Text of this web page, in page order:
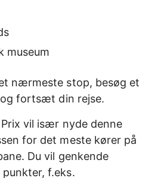
museum
nærmeste stop, besøg et
fortsæt din rejse.
Prix vil især nyde denne
for det meste kører på
Du vil genkende
f.eks.